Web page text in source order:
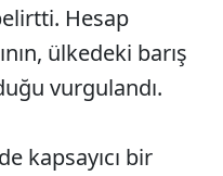
Hesap
ülkedeki barış
vurgulandı.
kapsayıcı bir